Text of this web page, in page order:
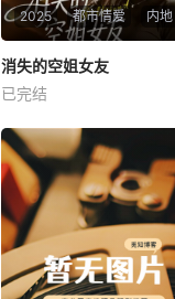
2025 都市情爱 内地
消失的空姐女友
未知
消失的空姐女友
已完结